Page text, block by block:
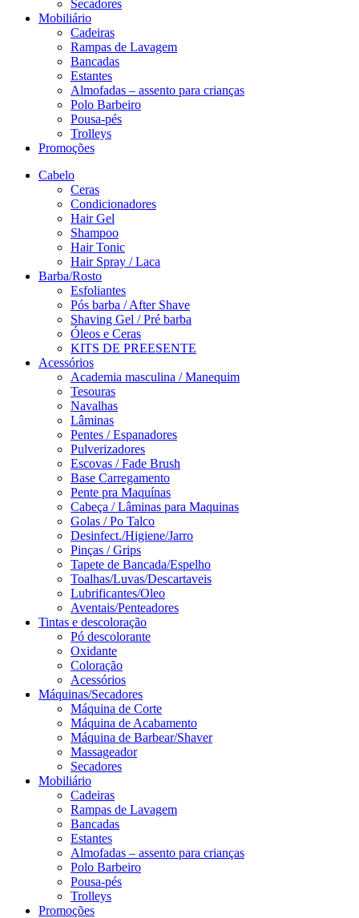
Secadores
Mobiliário
Cadeiras
Rampas de Lavagem
Bancadas
Estantes
Almofadas – assento para crianças
Polo Barbeiro
Pousa-pés
Trolleys
Promoções
Cabelo
Ceras
Condicionadores
Hair Gel
Shampoo
Hair Tonic
Hair Spray / Laca
Barba/Rosto
Esfoliantes
Pós barba / After Shave
Shaving Gel / Pré barba
Óleos e Ceras
KITS DE PREESENTE
Acessórios
Academia masculina / Manequim
Tesouras
Navalhas
Lâminas
Pentes / Espanadores
Pulverizadores
Escovas / Fade Brush
Base Carregamento
Pente pra Maquínas
Cabeça / Lâminas para Maquinas
Golas / Po Talco
Desinfect./Higiene/Jarro
Pinças / Grips
Tapete de Bancada/Espelho
Toalhas/Luvas/Descartaveis
Lubrificantes/Oleo
Aventais/Penteadores
Tintas e descoloração
Pó descolorante
Oxidante
Coloração
Acessórios
Máquinas/Secadores
Máquina de Corte
Máquina de Acabamento
Máquina de Barbear/Shaver
Massageador
Secadores
Mobiliário
Cadeiras
Rampas de Lavagem
Bancadas
Estantes
Almofadas – assento para crianças
Polo Barbeiro
Pousa-pés
Trolleys
Promoções